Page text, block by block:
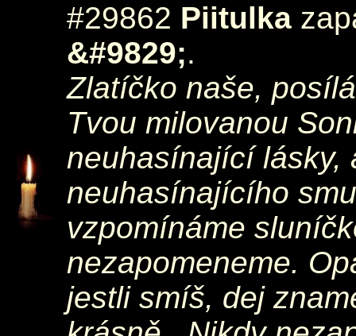
#29862 Piitulka
&#9829;.
Zlatíčko naše,
Tvou milovanou
neuhasínající lásky,
neuhasínajícího
vzpomínáme
nezapomeneme.
jestli smíš, dej